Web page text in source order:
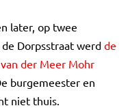
later, op twee
Dorpsstraat werd de
der Meer Mohr
burgemeester en
niet thuis.